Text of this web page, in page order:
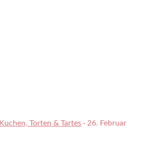
Kuchen, Torten & Tartes · 26. Februar